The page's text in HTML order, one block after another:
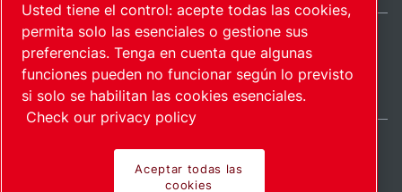
Mapa del sitioAdministrar cookies © 2026 Copyright.
International / ES
Usted tiene el control: acepte todas las cookies,
permita solo las esenciales o gestione sus
preferencias. Tenga en cuenta que algunas
funciones pueden no funcionar según lo previsto
si solo se habilitan las cookies esenciales.
Check our privacy policy
Aceptar todas las
cookies